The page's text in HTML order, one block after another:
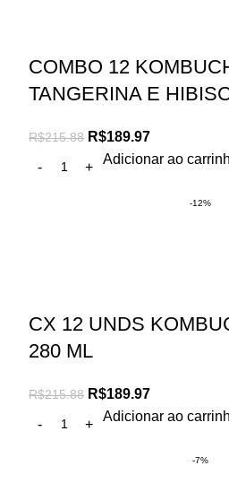
COMBO 12
TANGERINA E
R$215.88 R$189.97
Adicionar ao
-12%
CX 12 UNDS
280 ML
R$215.88 R$189.97
Adicionar ao
-7%